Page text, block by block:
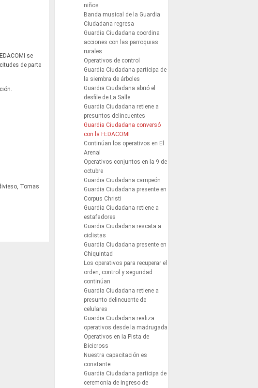
se
de parte
Tomas
niños
Banda musical de la Guardia
Ciudadana regresa
Guardia Ciudadana coordina
acciones con las parroquias
rurales
Operativos de control
Guardia Ciudadana participa de
la siembra de árboles
Guardia Ciudadana abrió el
desfile de La Salle
Guardia Ciudadana retiene a
presuntos delincuentes
Guardia Ciudadana conversó
con la FEDACOMI
Continúan los operativos en El
Arenal
Operativos conjuntos en la 9 de
octubre
Guardia Ciudadana campeón
Guardia Ciudadana presente en
Corpus Christi
Guardia Ciudadana retiene a
estafadores
Guardia Ciudadana rescata a
ciclistas
Guardia Ciudadana presente en
Chiquintad
Los operativos para recuperar el
orden, control y seguridad
continúan
Guardia Ciudadana retiene a
presunto delincuente de
celulares
Guardia Ciudadana realiza
operativos desde la madrugada
Operativos en la Pista de
Bicicross
Nuestra capacitación es
constante
Guardia Ciudadana participa de
ceremonia de ingreso de